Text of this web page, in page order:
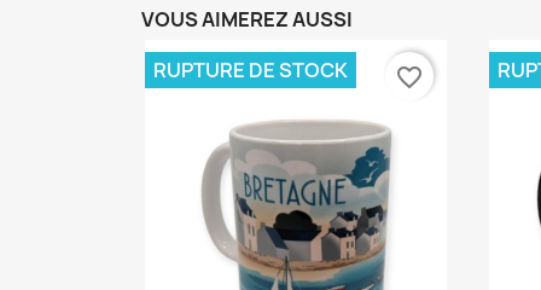
VOUS AIMEREZ AUSSI
RUPTURE DE STOCK favorite_border